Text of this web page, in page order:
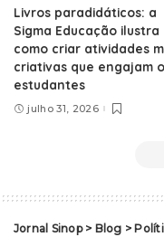
Livros paradidáticos: a
Sigma Educação ilustra
como criar atividades
criativas que engajam
estudantes
julho 31, 2026
Jornal Sinop> Blog >